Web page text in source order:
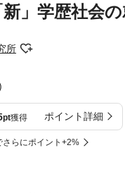
」学歴社会
所
pt獲得 ポイント詳細
さらにポイント+2%